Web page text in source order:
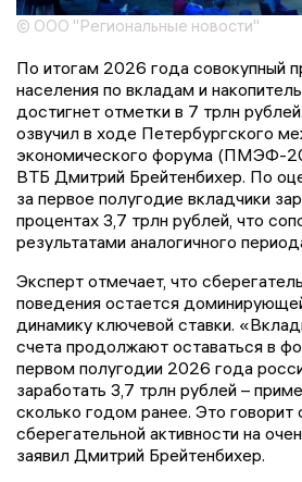
© ООО "Региональные новости"
По итогам 2026 года совокупный
населения по вкладам и
достигнет отметки в 7 трлн
озвучил в ходе Петербургского
экономического форума (ПМЭФ-
ВТБ Дмитрий Брейтенбихер. По
за первое полугодие вкладчики
процентах 3,7 трлн рублей, что
результатами аналогичного
Эксперт отмечает, что
поведения остается
динамику ключевой ставки.
счета продолжают оставаться в
первом полугодии 2026 года
заработать 3,7 трлн рублей –
сколько годом ранее. Это говорит
сберегательной активности на
заявил Дмитрий Брейтенбихер.